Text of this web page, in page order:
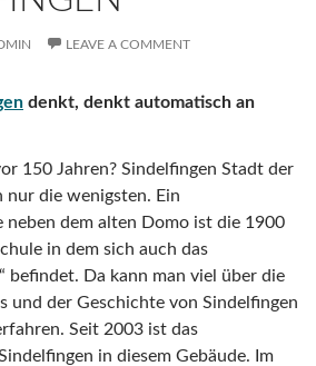
LEAVE A COMMENT
denkt, denkt automatisch an
150 Jahren? Sindelfingen Stadt der
nur die wenigsten. Ein
neben dem alten Domo ist die 1900
in dem sich auch das
befindet. Da kann man viel über die
und der Geschichte von Sindelfingen
Seit 2003 ist das
in diesem Gebäude. Im